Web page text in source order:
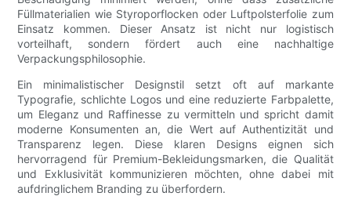
Füllmaterialien wie Styroporflocken oder Luftpolsterfolie zum
Einsatz kommen. Dieser Ansatz ist nicht nur logistisch
vorteilhaft, sondern fördert auch eine nachhaltige
Verpackungsphilosophie.
Ein minimalistischer Designstil setzt oft auf markante
Typografie, schlichte Logos und eine reduzierte Farbpalette,
um Eleganz und Raffinesse zu vermitteln und spricht damit
moderne Konsumenten an, die Wert auf Authentizität und
Transparenz legen. Diese klaren Designs eignen sich
hervorragend für Premium-Bekleidungsmarken, die Qualität
und Exklusivität kommunizieren möchten, ohne dabei mit
aufdringlichem Branding zu überfordern.